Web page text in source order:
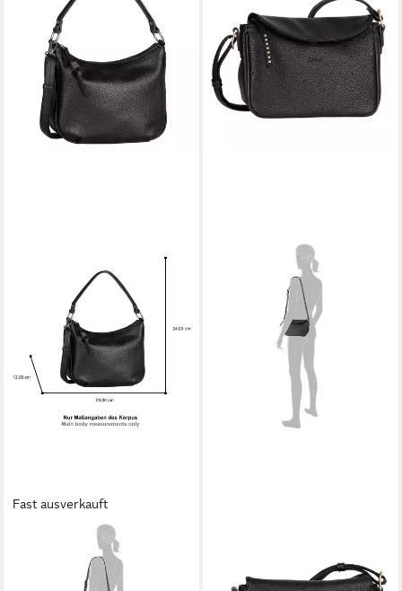
Fast ausverkauft
Schultertasche Rosina,
lässiger Look mit softem
griffiges Lederimitat in